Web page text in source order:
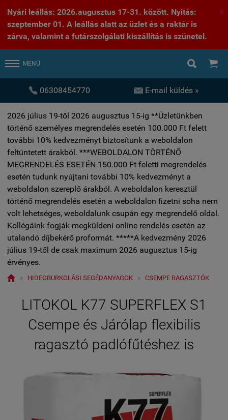
Nyári leállás: 2026.augusztus 17-31. között. Nyitás:
szeptember 01. A leállás alatt az üzlet és a raktár is
zárva, valamint a futárszolgálati kiszállítás is szünetel.
X
MENÜ  
 06308454770  E-mail küldés »
2026 július 19-től 2026 augusztus 15-ig **Üzletünkben
történő személyes megrendelés esetén 100.000 Ft felett
további 10% kedvezményt biztosítunk a weboldalon
feltüntetett árakból. ***WEBOLDALON TÖRTÉNŐ
MEGRENDELÉS ESETÉN 150.000 Ft feletti megrendelés
esetén tudunk nyújtani további 10% kedvezményt a
weboldalon szereplő árakból. A weboldalon keresztül
történő megrendelés esetén a weboldalon fizetni soha nem
volt lehetséges, weboldalunk csupán egy megrendelő oldal.
Kollégáink fogják megküldeni online rendelés esetén az
utalandó díjbekérő proformát. *****A kedvezmény 2026
július 19-től de csak maximum 2026 augusztus 15-ig
érvényes.
 » HIDEGBURKOLÁSI SEGÉDANYAGOK » CSEMPE RAGASZTÓK
LITOKOL K77 SUPERFLEX S1
Csempe és Járólap flexibilis
ragasztó padlófűtéshez is